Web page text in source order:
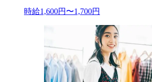
時給1,600円〜1,700円